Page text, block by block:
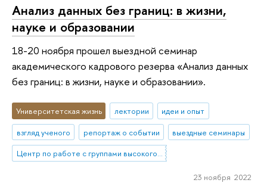
Анализ данных без границ: в жизни,
науке и образовании
18-20 ноября прошел выездной семинар
академического кадрового резерва «Анализ данных
без границ: в жизни, науке и образовании».
Университетская жизнь лектории
идеи и опыт
взгляд ученого
репортаж о событии
выездные семинары
Центр по работе с группами высокого профессионального потенциала
23 ноября 2022